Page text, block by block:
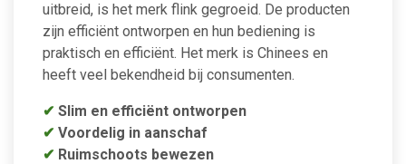
uitbreid, is het merk flink gegroeid. De producten
zijn efficiënt ontworpen en hun bediening is
praktisch en efficiënt. Het merk is Chinees en
heeft veel bekendheid bij consumenten.
✔ Slim en efficiënt ontworpen
✔ Voordelig in aanschaf
✔ Ruimschoots bewezen